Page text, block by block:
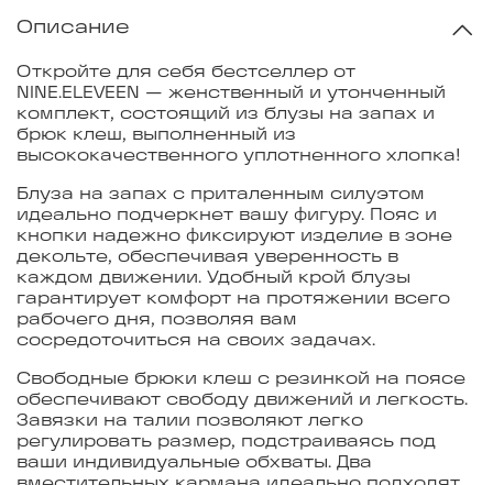
Описание
Откройте для себя бестселлер от
NINE.ELEVEEN — женственный и утонченный
комплект, состоящий из блузы на запах и
брюк клеш, выполненный из
высококачественного уплотненного хлопка!
Блуза на запах с приталенным силуэтом
идеально подчеркнет вашу фигуру. Пояс и
кнопки надежно фиксируют изделие в зоне
декольте, обеспечивая уверенность в
каждом движении. Удобный крой блузы
гарантирует комфорт на протяжении всего
рабочего дня, позволяя вам
сосредоточиться на своих задачах.
Свободные брюки клеш с резинкой на поясе
обеспечивают свободу движений и легкость.
Завязки на талии позволяют легко
регулировать размер, подстраиваясь под
ваши индивидуальные обхваты. Два